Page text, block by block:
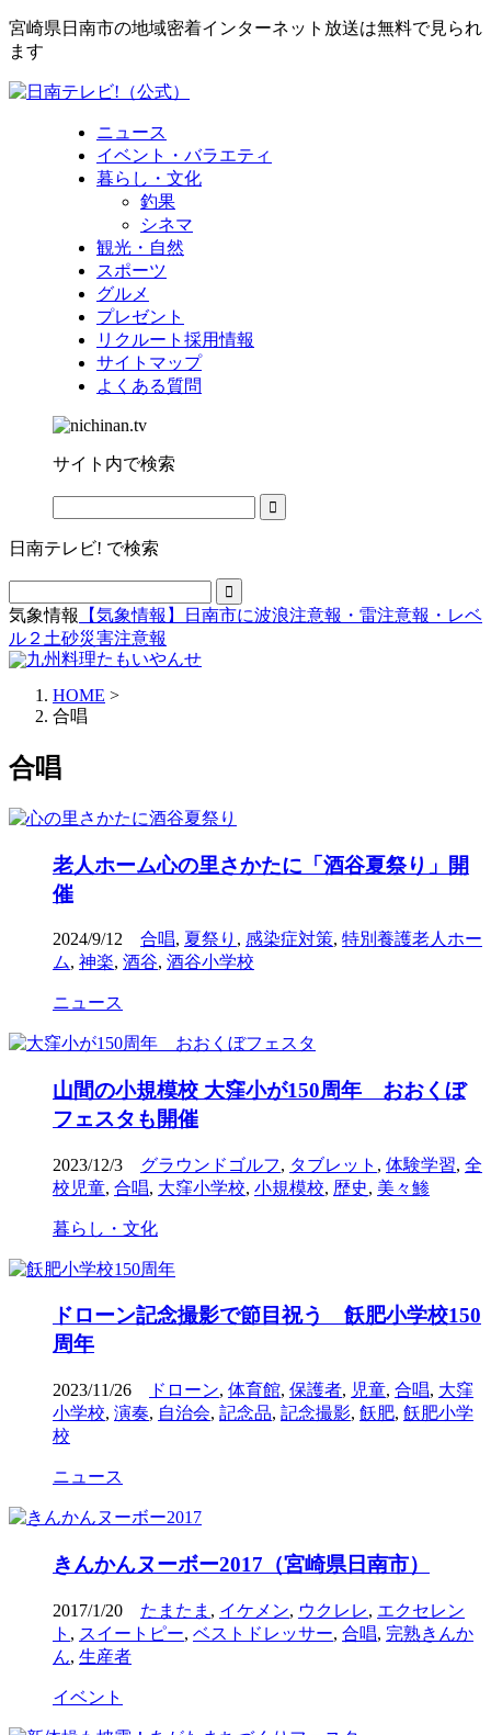
宮崎県日南市の地域密着インターネット放送は無料で見られ
ます
ニュース
イベント・バラエティ
暮らし・文化
釣果
シネマ
観光・自然
スポーツ
グルメ
プレゼント
リクルート採用情報
サイトマップ
よくある質問
サイト内で検索
日南テレビ! で検索
気象情報
【気象情報】日南市に波浪注意報・雷注意報・レベ
ル２土砂災害注意報
HOME >
合唱
合唱
老人ホーム心の里さかたに「酒谷夏祭り」開
催
2024/9/12 合唱, 夏祭り , 感染症対策, 特別養護老人ホー
ム, 神楽, 酒谷, 酒谷小学校
ニュース
山間の小規模校 大窪小が150周年 おおくぼ
フェスタも開催
2023/12/3 グラウンドゴルフ, タブレット , 体験学習, 全
校児童, 合唱, 大窪小学校, 小規模校, 歴史, 美々鯵
暮らし・文化
ドローン記念撮影で節目祝う 飫肥小学校150
周年
2023/11/26 ドローン, 体育館, 保護者, 児童, 合唱, 大窪
小学校, 演奏, 自治会, 記念品, 記念撮影, 飫肥, 飫肥小学
校
ニュース
きんかんヌーボー2017（宮崎県日南市）
2017/1/20 たまたま , イケメン, ウクレレ, エクセレン
ト , スイートピー, ベストドレッサー, 合唱, 完熟きんか
ん, 生産者
イベント